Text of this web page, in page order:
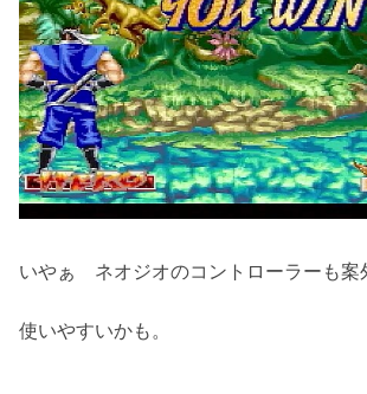
いやぁ ネオジオのコントローラーも案
使いやすいかも。